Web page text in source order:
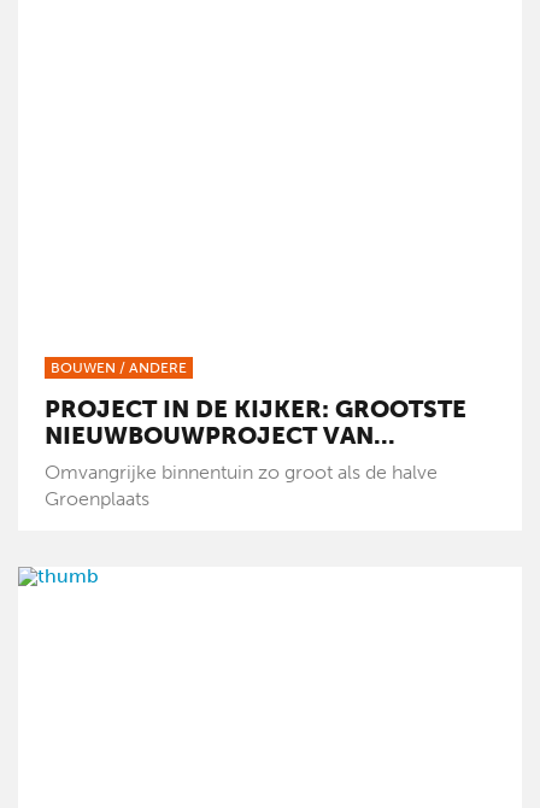
BOUWEN / ANDERE
PROJECT IN DE KIJKER: GROOTSTE
NIEUWBOUWPROJECT VAN...
Omvangrijke binnentuin zo groot als de halve
Groenplaats